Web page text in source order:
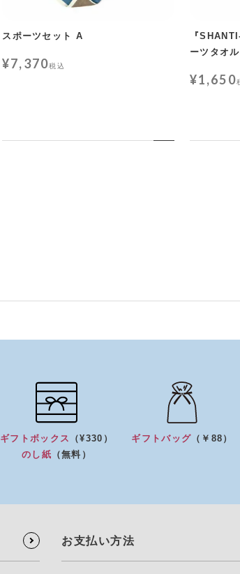
スポーツセット A
¥7,370税込
『
ーツタオル
¥1,650
ギフトボックス
（¥330）
のし紙 （無料）
ギフトバッグ （￥88）
お支払い方法